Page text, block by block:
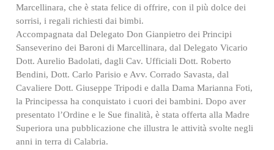
Marcellinara, che è stata felice di offrire, con il più dolce dei
sorrisi, i regali richiesti dai bimbi.
Accompagnata dal Delegato Don Gianpietro dei Principi
Sanseverino dei Baroni di Marcellinara, dal Delegato Vicario
Dott. Aurelio Badolati, dagli Cav. Ufficiali Dott. Roberto
Bendini, Dott. Carlo Parisio e Avv. Corrado Savasta, dal
Cavaliere Dott. Giuseppe Tripodi e dalla Dama Marianna Foti,
la Principessa ha conquistato i cuori dei bambini. Dopo aver
presentato l’Ordine e le Sue finalità, è stata offerta alla Madre
Superiora una pubblicazione che illustra le attività svolte negli
anni in terra di Calabria.